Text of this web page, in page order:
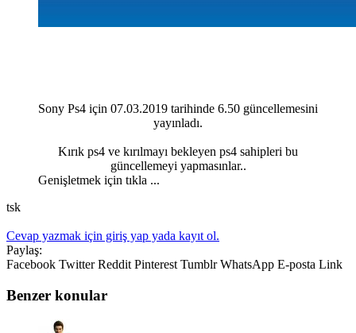
Sony Ps4 için 07.03.2019 tarihinde 6.50 güncellemesini
yayınladı.
Kırık ps4 ve kırılmayı bekleyen ps4 sahipleri bu
güncellemeyi yapmasınlar..​
Genişletmek için tıkla ...
tsk
Cevap yazmak için giriş yap yada kayıt ol.
Paylaş:
Facebook Twitter Reddit Pinterest Tumblr WhatsApp E-posta Link
Benzer konular